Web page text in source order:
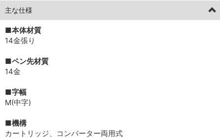
主な仕様
■本体材質
14金張り
■ペン先材質
14金
■字幅
M(中字)
■機構
カートリッジ、コンバーター両用式